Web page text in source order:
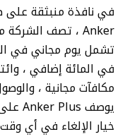
مكافآت مجانية ،
خيار الإلغاء في أي